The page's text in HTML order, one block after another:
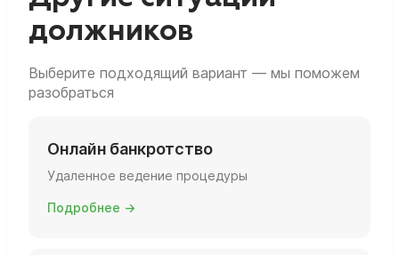
должников
Выберите подходящий вариант — мы поможем
разобраться
Онлайн банкротство
Удаленное ведение процедуры
Подробнее →